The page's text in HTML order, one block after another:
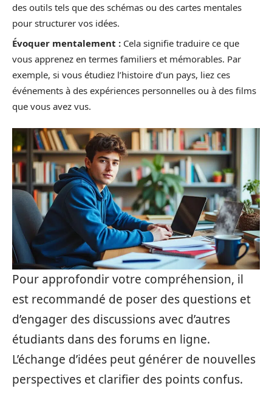
des outils tels que des schémas ou des cartes mentales
pour structurer vos idées.
Évoquer mentalement : Cela signifie traduire ce que
vous apprenez en termes familiers et mémorables. Par
exemple, si vous étudiez l’histoire d’un pays, liez ces
événements à des expériences personnelles ou à des films
que vous avez vus.
Pour approfondir votre compréhension, il
est recommandé de poser des questions et
d’engager des discussions avec d’autres
étudiants dans des forums en ligne.
L’échange d’idées peut générer de nouvelles
perspectives et clarifier des points confus.